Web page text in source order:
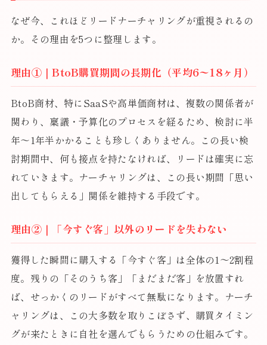
なぜ今、これほどリードナーチャリングが重視されるの
か。その理由を5つに整理します。
理由①｜BtoB購買期間の長期化（平均6〜18ヶ月）
BtoB商材、特にSaaSや高単価商材は、複数の関係者が
関わり、稟議・予算化のプロセスを経るため、検討に半
年〜1年半かかることも珍しくありません。この長い検
討期間中、何も接点を持たなければ、リードは確実に忘
れていきます。ナーチャリングは、この長い期間「思い
出してもらえる」関係を維持する手段です。
理由②｜「今すぐ客」以外のリードを失わない
獲得した瞬間に購入する「今すぐ客」は全体の1〜2割程
度。残りの「そのうち客」「まだまだ客」を放置すれ
ば、せっかくのリードがすべて無駄になります。ナーチ
ャリングは、この大多数を取りこぼさず、購買タイミン
グが来たときに自社を選んでもらうための仕組みです。